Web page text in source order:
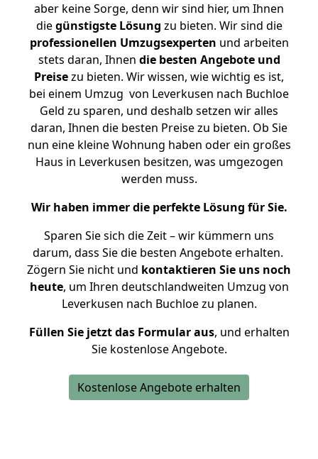
aber keine Sorge, denn wir sind hier, um Ihnen
diegünstigste Lösung zu bieten. Wir sind die
professionellen Umzugsexperten und arbeiten
stets daran, Ihnen die besten Angebote und
Preisezu bieten. Wir wissen, wie wichtig es ist,
bei einem Umzug von Leverkusen nach Buchloe
Geld zu sparen, und deshalb setzen wir alles
daran, Ihnen die besten Preise zu bieten. Ob Sie
nun eine kleine Wohnung haben oder ein großes
Haus in Leverkusen besitzen, was umgezogen
werden muss.
Wir haben immer die perfekte Lösung für Sie.
Sparen Sie sich die Zeit – wir kümmern uns
darum, dass Sie die besten Angebote erhalten.
Zögern Sie nicht und kontaktieren Sie uns noch
heute, um Ihren deutschlandweiten Umzug von
Leverkusen nach Buchloe zu planen.
Füllen Sie jetzt das Formular aus, und erhalten
Sie kostenlose Angebote.
Kostenlose Angebote erhalten